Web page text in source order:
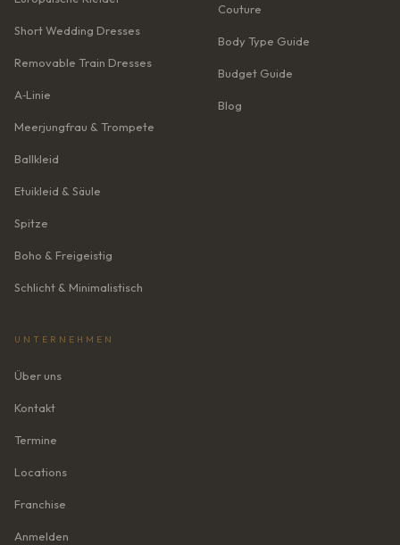
Short Wedding Dresses
Removable Train Dresses
A‑Linie
Meerjungfrau & Trompete
Ballkleid
Etuikleid & Säule
Spitze
Boho & Freigeistig
Schlicht & Minimalistisch
Couture
Body Type Guide
Budget Guide
Blog
UNTERNEHMEN
Über uns
Kontakt
Termine
Locations
Franchise
Anmelden